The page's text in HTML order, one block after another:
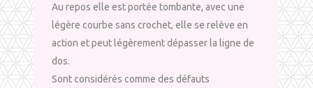
Au repos elle est portée tombante, avec une
légère courbe sans crochet, elle se relève en
action et peut légèrement dépasser la ligne de
dos.
Sont considérés comme des défauts